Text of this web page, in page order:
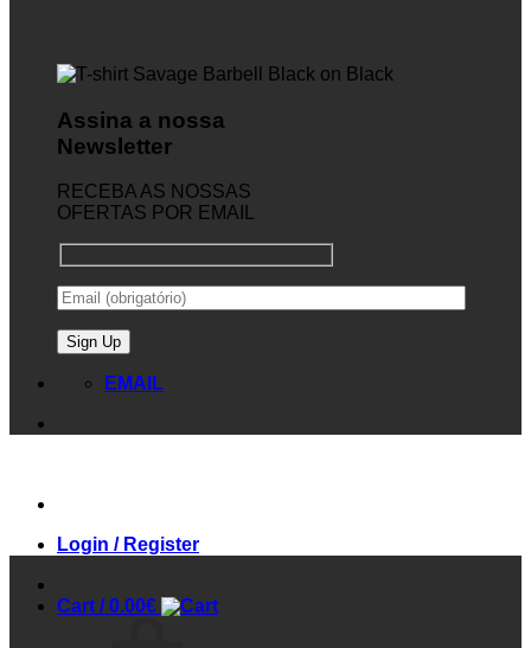
Assina a nossa
Newsletter
RECEBA AS NOSSAS
OFERTAS POR EMAIL
EMAIL
Login / Register
Cart /0.00€